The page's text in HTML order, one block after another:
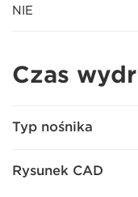
NIE
Czas
Typ nośnika
Rysunek CAD